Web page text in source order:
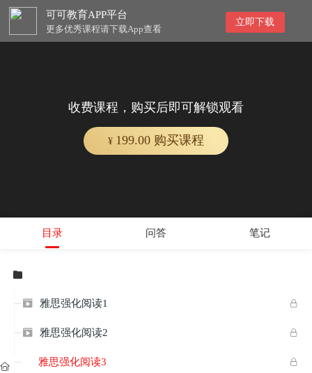
可可教育APP平台
更多优秀课程请下载App查看
立即下载
收费课程，购买后即可解锁观看
¥ 199.00 购买课程
目录 问答 笔记


 雅思强化阅读1

 雅思强化阅读2

雅思强化阅读3
